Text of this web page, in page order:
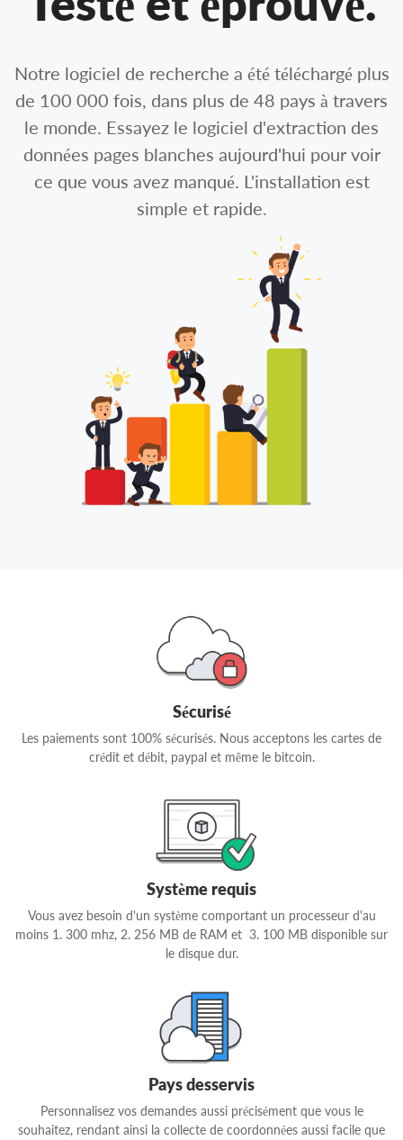
Notre logiciel de recherche a été téléchargé plus
de 100 000 fois, dans plus de 48 pays à travers
le monde. Essayez le logiciel d'extraction des
données pages blanches aujourd'hui pour voir
ce que vous avez manqué. L'installation est
simple et rapide.
Sécurisé
Les paiements sont 100% sécurisés. Nous acceptons les cartes de
crédit et débit, paypal et même le bitcoin.
Système requis
Vous avez besoin d'un système comportant un processeur d'au
moins 1. 300 mhz, 2. 256 MB de RAM et 3. 100 MB disponible sur
le disque dur.
Pays desservis
Personnalisez vos demandes aussi précisément que vous le
souhaitez, rendant ainsi la collecte de coordonnées aussi facile que